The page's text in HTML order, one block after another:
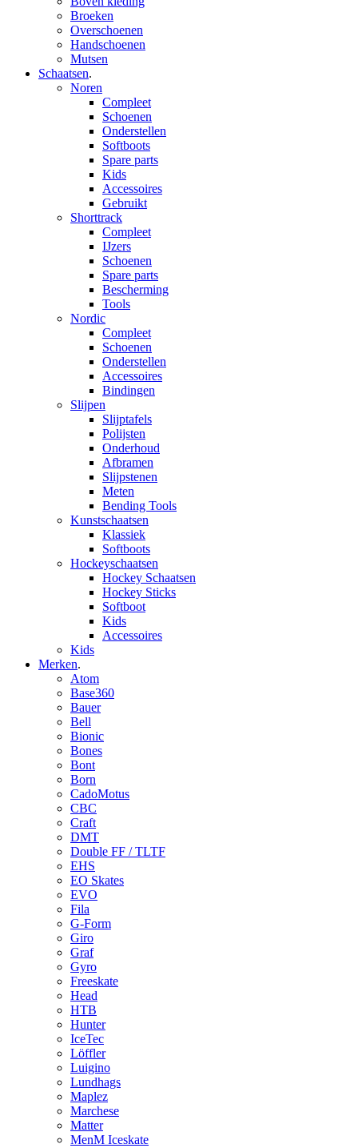
Broeken
Overschoenen
Handschoenen
Mutsen
Schaatsen.
Noren
Compleet
Schoenen
Onderstellen
Softboots
Spare parts
Kids
Accessoires
Gebruikt
Shorttrack
Compleet
IJzers
Schoenen
Spare parts
Bescherming
Tools
Nordic
Compleet
Schoenen
Onderstellen
Accessoires
Bindingen
Slijpen
Slijptafels
Polijsten
Onderhoud
Afbramen
Slijpstenen
Meten
Bending Tools
Kunstschaatsen
Klassiek
Softboots
Hockeyschaatsen
Hockey Schaatsen
Hockey Sticks
Softboot
Kids
Accessoires
Kids
Merken.
Atom
Base360
Bauer
Bell
Bionic
Bones
Bont
Born
CadoMotus
CBC
Craft
DMT
Double FF / TLTF
EHS
EO Skates
EVO
Fila
G-Form
Giro
Graf
Gyro
Freeskate
Head
HTB
Hunter
IceTec
Löffler
Luigino
Lundhags
Maplez
Marchese
Matter
MenM Iceskate